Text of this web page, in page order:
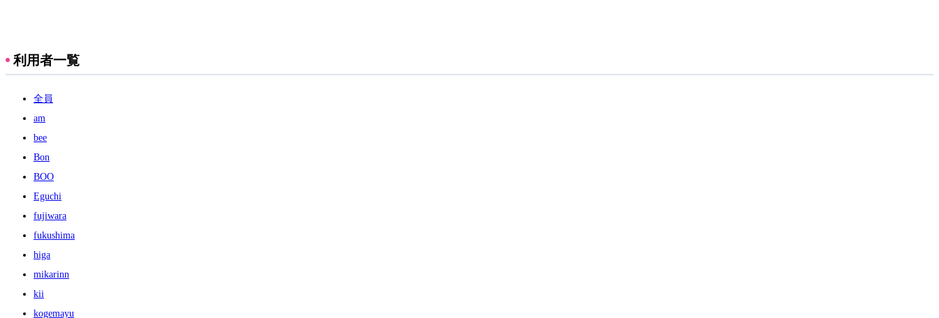
利用者一覧
全員
am
bee
Bon
BOO
Eguchi
fujiwara
fukushima
higa
mikarinn
kii
kogemayu